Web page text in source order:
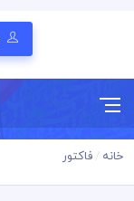
خانه فاکتور